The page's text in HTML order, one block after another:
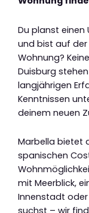
Du planst einen
und bist auf der
Wohnung?
Duisburg
langjährigen
Kenntnissen
deinem neuen
Marbella bietet
spanischen
mit Meerblick,
Innenstadt